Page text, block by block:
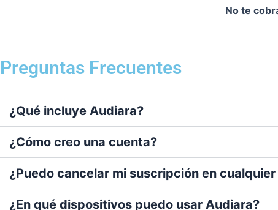
No te
Preguntas Frecuentes
¿Qué incluye Audiara?
¿Cómo creo una cuenta?
¿Puedo cancelar mi suscripción en
¿En qué dispositivos puedo usar Audiara?